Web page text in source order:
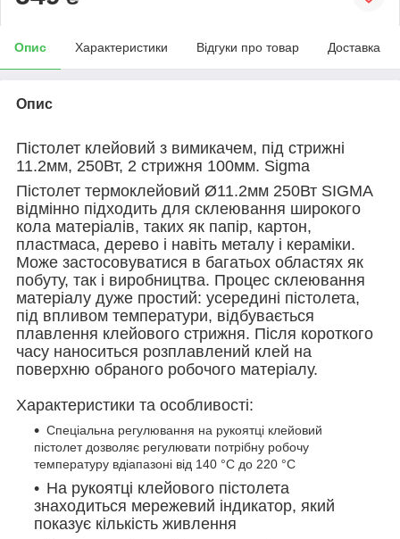
Опис Характеристики Відгуки про товар Доставка
Опис
Пістолет клейовий з вимикачем, під стрижні
11.2мм, 250Вт, 2 стрижня 100мм. Sigma
Пістолет термоклейовий Ø11.2мм 250Вт SIGMA
відмінно підходить для склеювання широкого
кола матеріалів, таких як папір, картон,
пластмаса, дерево і навіть металу і кераміки.
Може застосовуватися в багатьох областях як
побуту, так і виробництва. Процес склеювання
матеріалу дуже простий: усередині пістолета,
під впливом температури, відбувається
плавлення клейового стрижня. Після короткого
часу наноситься розплавлений клей на
поверхню обраного робочого матеріалу.
Характеристики та особливості:
Спеціальна регулювання на рукоятці клейовий
пістолет дозволяє регулювати потрібну робочу
температуру вдіапазоні від 140 °C до 220 °C
На рукоятці клейового пістолета
знаходиться мережевий індикатор, який
показує кількість живлення